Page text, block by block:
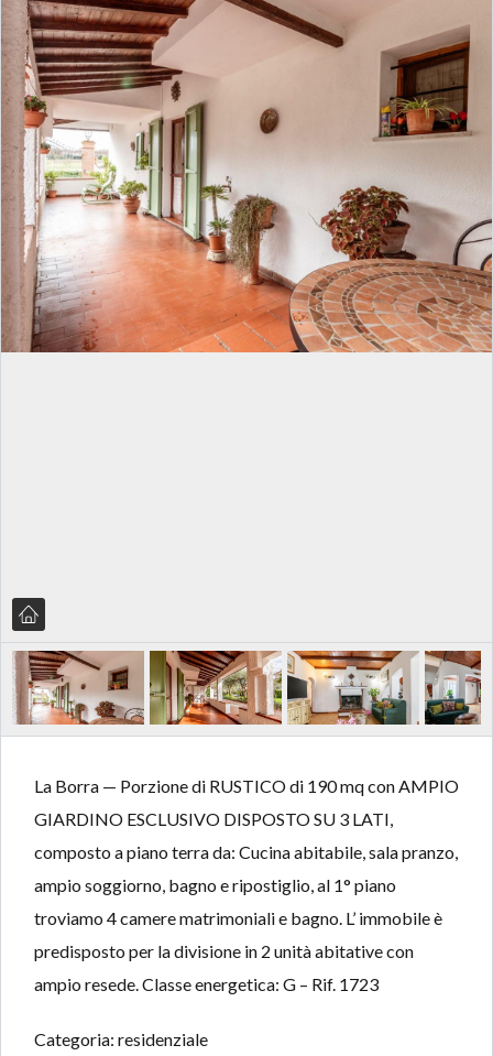
La Borra — Porzione di RUSTICO di 190 mq con AMPIO
GIARDINO ESCLUSIVO DISPOSTO SU 3 LATI,
composto a piano terra da: Cucina abitabile, sala pranzo,
ampio soggiorno, bagno e ripostiglio, al 1° piano
troviamo 4 camere matrimoniali e bagno. L’ immobile è
predisposto per la divisione in 2 unità abitative con
ampio resede. Classe energetica: G – Rif. 1723
Categoria: residenziale